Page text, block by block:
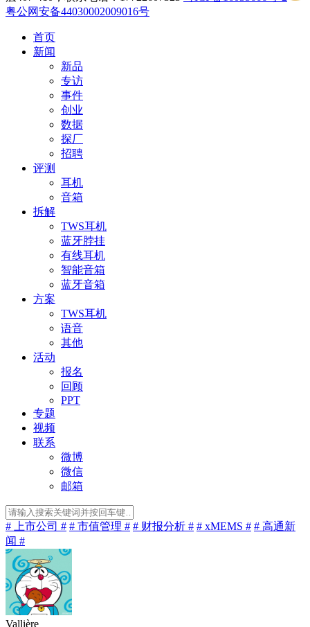
粤公网安备44030002009016号
首页
新闻
新品
专访
事件
创业
数据
探厂
招聘
评测
耳机
音箱
拆解
TWS耳机
蓝牙脖挂
有线耳机
智能音箱
蓝牙音箱
方案
TWS耳机
语音
其他
活动
报名
回顾
PPT
专题
视频
联系
微博
微信
邮箱
# 上市公司 # # 市值管理 # # 财报分析 # # xMEMS # # 高通新
闻 #
Vallière